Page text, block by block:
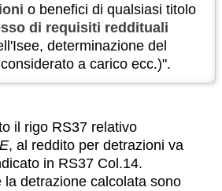
o benefici di qualsiasi titolo
di requisiti reddituali
determinazione del
a carico ecc.)".
il rigo RS37 relativo
, al reddito per detrazioni va
in RS37 Col.14.
detrazione calcolata sono